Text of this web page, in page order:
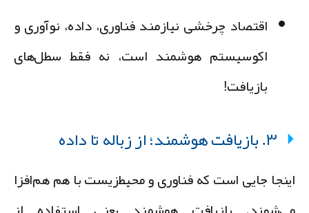
اقتصاد چرخشی نیازمندفناوری، داده، نوآوری و
اکوسیستم هوشمنداست، نه فقط سطل‌های
بازیافت!
۳. بازیافت هوشمند؛ از زباله تا داده
جایی است کهفناوری و محیط‌زیست با هم هم‌افزا